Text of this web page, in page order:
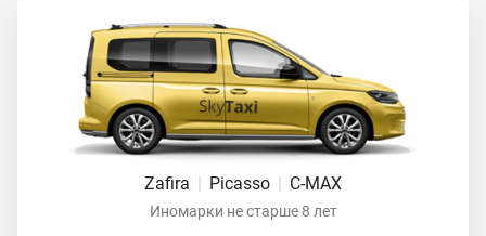
Zafira | Picasso | C-MAX
Иномарки не старше 8 лет